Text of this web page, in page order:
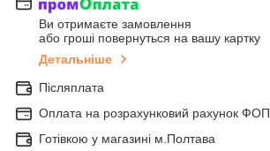
Ви отримаєте замовлення
або гроші повернуться на вашу картку
Детальніше
Післяплата
Оплата на розрахунковий рахунок ФОП
Готівкою у магазині м.Полтава